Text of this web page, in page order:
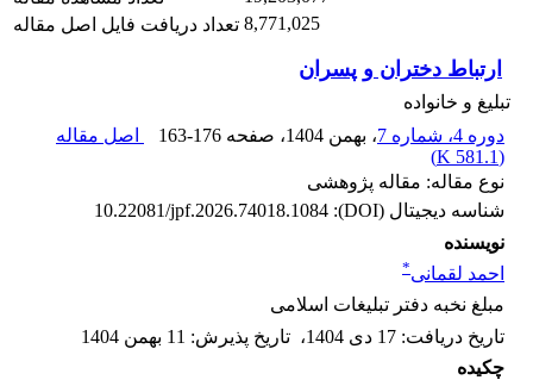
تعداد دریافت فایل اصل مقاله 8,771,025
ارتباط دختران و پسران
تبلیغ و خانواده
دوره 4، شماره 7
، بهمن 1404 ، صفحه 163-176
اصل مقاله
(
581.1 K
)
نوع مقاله: مقاله پژوهشی
شناسه دیجیتال (DOI):
10.22081/jpf.2026.74018.1084
نویسنده
احمد لقمانی*
مبلغ نخبه دفتر تبلیغات اسلامی
تاریخ دریافت: 17 دی 1404 ، تاریخ پذیرش: 11 بهمن 1404
چکیده